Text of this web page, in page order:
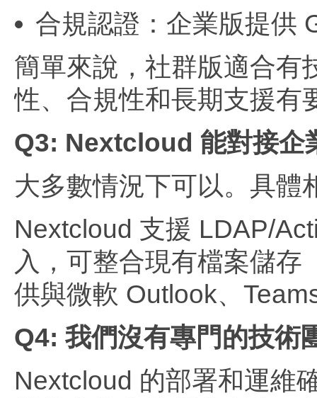
合規認證：企業版提供
簡單來說，社群版適合有
性、合規性和長期支援有
Q3: Nextcloud 能對接企
大多數情況下可以。具體
Nextcloud 支援 LDAP/
入，可整合現有檔案儲
供與微軟 Outlook、
Q4: 我們沒有專門的技術
Nextcloud 的部署和運維